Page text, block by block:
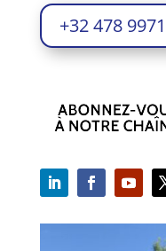
+32 478